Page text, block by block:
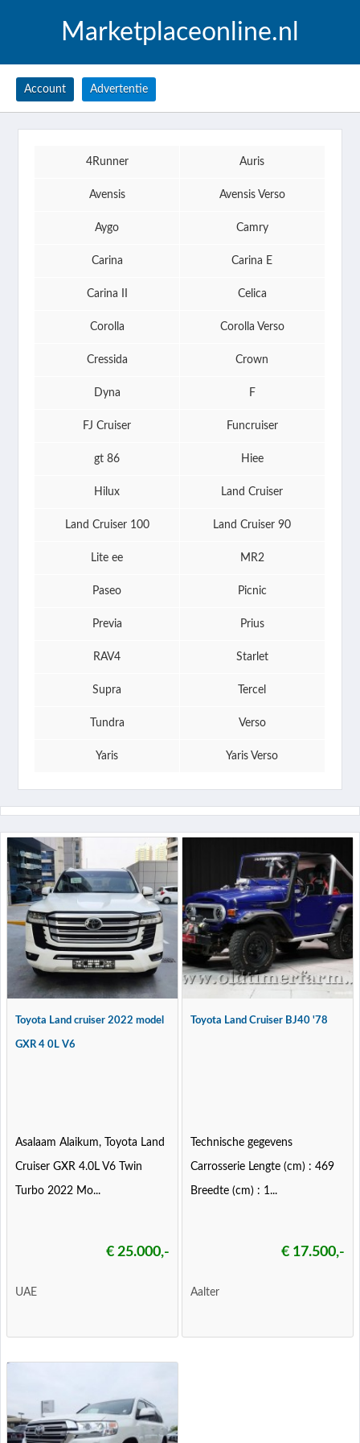
Marketplaceonline.nl
Account Advertentie
4Runner Auris
Avensis Avensis Verso
Aygo Camry
Carina Carina E
Carina II Celica
Corolla Corolla Verso
Cressida Crown
Dyna F
FJ Cruiser Funcruiser
gt 86 Hiee
Hilux Land Cruiser
Land Cruiser 100 Land Cruiser 90
Lite ee MR2
Paseo Picnic
Previa Prius
RAV4 Starlet
Supra Tercel
Tundra Verso
Yaris Yaris Verso
Toyota Land cruiser 2022 model
GXR 4 0L V6
Asalaam Alaikum, Toyota Land
Cruiser GXR 4.0L V6 Twin
Turbo 2022 Mo...
€ 25.000,-
UAE
Toyota Land Cruiser BJ40 '78
Technische gegevens
Carrosserie Lengte (cm) : 469
Breedte (cm) : 1...
€ 17.500,-
Aalter